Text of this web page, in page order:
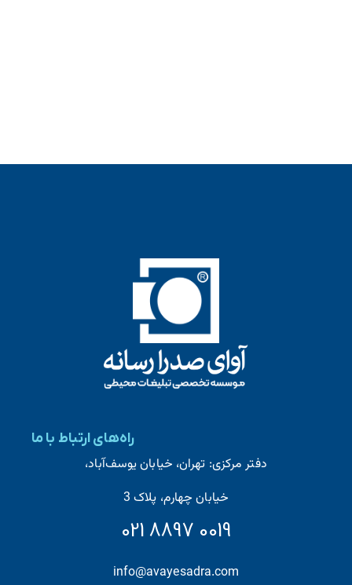
نقش تبلیغات محیطی در فروش محصولات و خدمات
بررسی نقش تبلیغات محیطی در فروش محصولات
راه‌های ارتباط با ما
دفتر مرکزی: تهران، خیابان یوسف‌آباد،
خیابان چهارم، پلاک 3
021 8897 0019
info@avayesadra.com